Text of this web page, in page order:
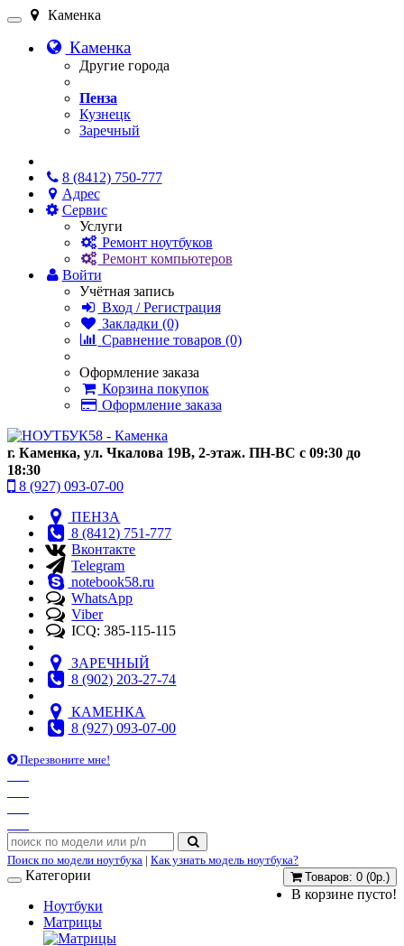
Каменка
Каменка
Другие города
Пенза
Кузнецк
Заречный
8 (8412) 750-777
Адрес
Сервис
Услуги
Ремонт ноутбуков
Ремонт компьютеров
Войти
Учётная запись
Вход / Регистрация
Закладки (0)
Сравнение товаров (0)
Оформление заказа
Корзина покупок
Оформление заказа
г. Каменка, ул. Чкалова 19В, 2-этаж. ПН-ВС с 09:30 до
18:30
8 (927) 093-07-00
ПЕНЗА
8 (8412) 751-777
Вконтакте
Telegram
notebook58.ru
WhatsApp
Viber
ICQ: 385-115-115
ЗАРЕЧНЫЙ
8 (902) 203-27-74
КАМЕНКА
8 (927) 093-07-00
Перезвоните мне!
Поиск по модели ноутбука | Как узнать модель ноутбука?
Товаров: 0 (0р.)
В корзине пусто!
Категории
Ноутбуки
Матрицы